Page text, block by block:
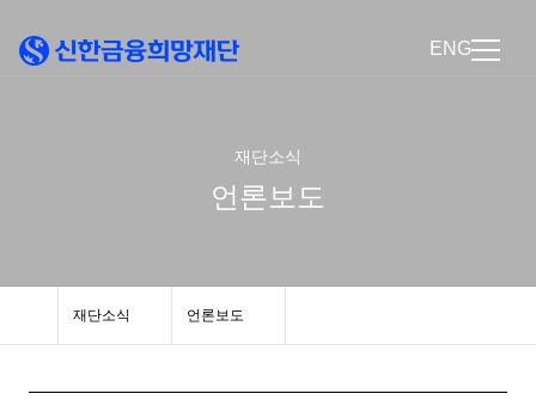
ENG
재단소식
언론보도
재단소식 언론보도